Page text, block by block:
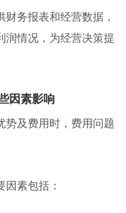
务报表和经营数据，
润情况，为经营决策提
因素影响
势及费用时，费用问题
素包括：